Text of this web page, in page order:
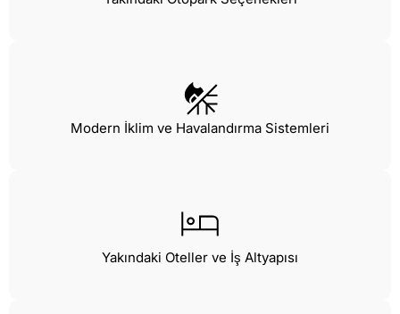
Modern İklim ve Havalandırma Sistemleri
Yakındaki Oteller ve İş Altyapısı